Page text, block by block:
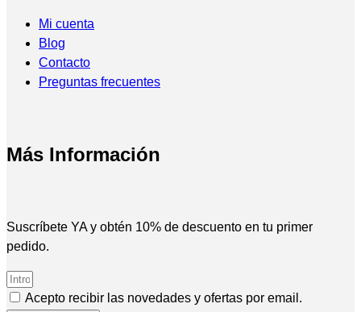
Mi cuenta
Blog
Contacto
Preguntas frecuentes
Más Información
Suscríbete YA y obtén 10% de descuento en tu primer
pedido.
Acepto recibir las novedades y ofertas por email.